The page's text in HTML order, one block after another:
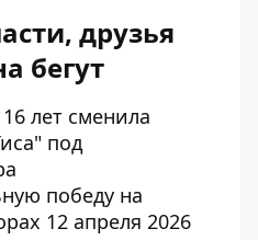
друзья
бегут
лет сменила
под
победу на
12 апреля 2026